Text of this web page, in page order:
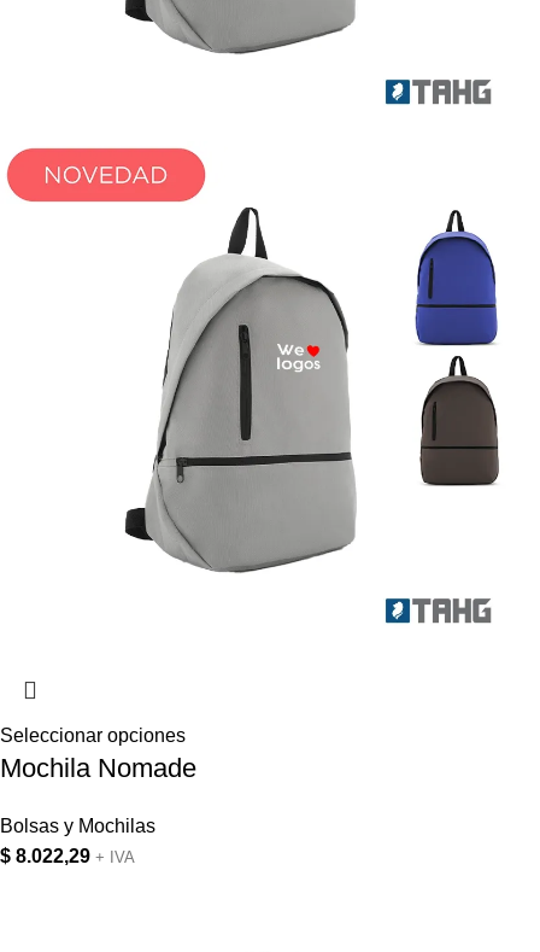
Seleccionar opciones
Mochila Nomade
Bolsas y Mochilas
$ 8.022,29 + IVA